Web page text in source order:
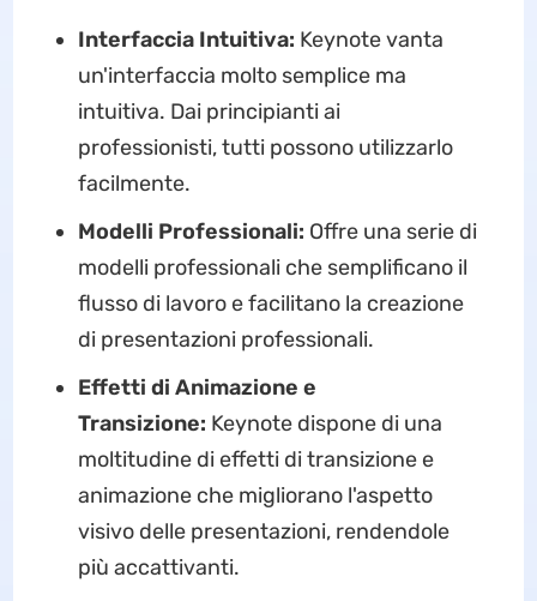
Interfaccia Intuitiva: Keynote vanta
un'interfaccia molto semplice ma
intuitiva. Dai principianti ai
professionisti, tutti possono utilizzarlo
facilmente.
Modelli Professionali: Offre una serie di
modelli professionali che semplificano il
flusso di lavoro e facilitano la creazione
di presentazioni professionali.
Effetti di Animazione e
Transizione: Keynote dispone di una
moltitudine di effetti di transizione e
animazione che migliorano l'aspetto
visivo delle presentazioni, rendendole
più accattivanti.